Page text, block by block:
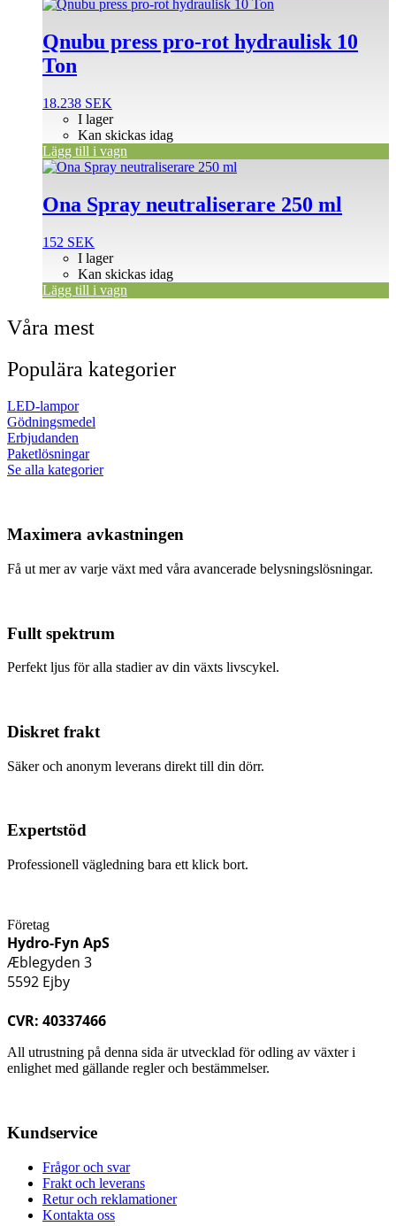
Qnubu press pro-rot hydraulisk 10
Ton
18.238 SEK
I lager
Kan skickas idag
Lägg till i vagn
Ona Spray neutraliserare 250 ml
152 SEK
I lager
Kan skickas idag
Lägg till i vagn
Våra mest
Populära kategorier
LED-lampor
Gödningsmedel
Erbjudanden
Paketlösningar
Se alla kategorier
Maximera avkastningen
Få ut mer av varje växt med våra avancerade belysningslösningar.
Fullt spektrum
Perfekt ljus för alla stadier av din växts livscykel.
Diskret frakt
Säker och anonym leverans direkt till din dörr.
Expertstöd
Professionell vägledning bara ett klick bort.
Företag
Hydro-Fyn ApS
Æblegyden 3
5592 Ejby
CVR: 40337466
All utrustning på denna sida är utvecklad för odling av växter i
enlighet med gällande regler och bestämmelser.
Kundservice
Frågor och svar
Frakt och leverans
Retur och reklamationer
Kontakta oss